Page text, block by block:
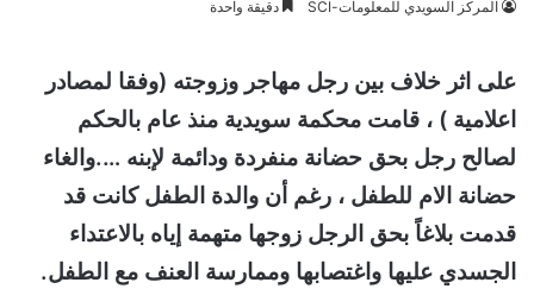
المركز السويدي للمعلومات-SCI دقيقة واحدة
على اثر خلاف بين رجل مهاجر وزوجته (وفقا لمصادر
اعلامية ) ، قامت محكمة سويدية منذ عام بالحكم
لصالح رجل بحق حضانة منفردة ودائمة لإبنه ….والغاء
حضانة الام للطفل ، رغم أن والدة الطفل كانت قد
قدمت بلاغاً بحق الرجل زوجها متهمة إياه بالاعتداء
الجسدي عليها واغتصابها وممارسة العنف مع الطفل.